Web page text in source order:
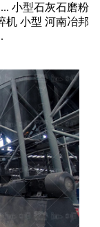
小型石灰石磨粉
机 小型 河南冶邦